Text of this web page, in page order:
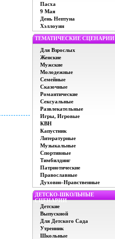
Пасха
9 Мая
День Нептуна
Хэллоуин
ТЕМАТИЧЕСКИЕ СЦЕНАРИИ
Для Взрослых
Женские
Мужские
Молодежные
Семейные
Сказочные
Романтические
Сексуальные
Развлекательные
Игры, Игровые
КВН
Капустник
Литературные
Музыкальные
Спортивные
Тимбилдинг
Патриотические
Православные
Духовно-Нравственные
ДЕТСКО-ШКОЛЬНЫЕ
СЦЕНАРИИ
Детские
Выпускной
Для Детского Сада
Утренник
Школьные